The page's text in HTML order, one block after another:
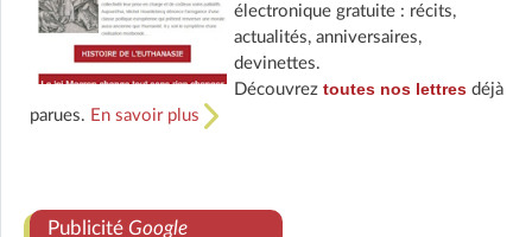
électronique gratuite : récits,
actualités, anniversaires,
devinettes.
Découvrez toutes nos lettresdéjà
parues. En savoir plus
Publicité Google